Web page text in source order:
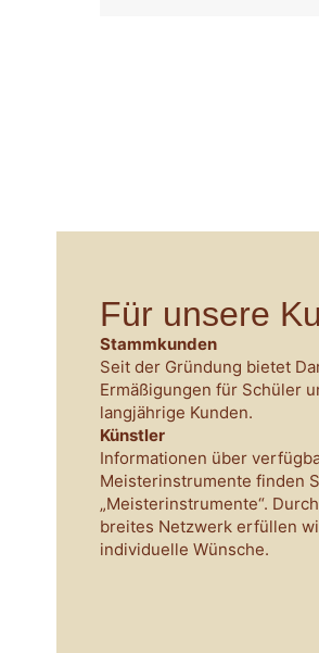
Für unsere
Stammkunden
Seit der Gründung bietet
Ermäßigungen für Schüler
langjährige Kunden.
Künstler
Informationen über
Meisterinstrumente finden
„Meisterinstrumente“.
breites Netzwerk erfüllen
individuelle Wünsche.